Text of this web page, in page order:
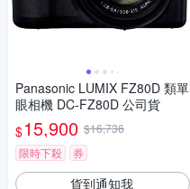
Panasonic LUMIX FZ80D 類單
眼相機 DC-FZ80D 公司貨
$15,900 $16,736
限時下殺
券
貨到通知我